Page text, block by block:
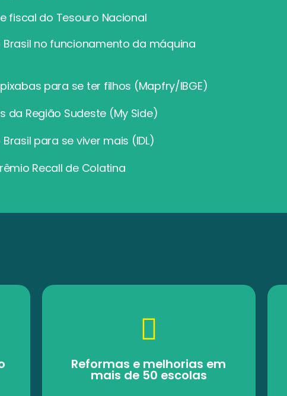
fiscal do Tesouro Nacional
no funcionamento da máquina
para se ter filhos (Mapfry/IBGE)
da Região Sudeste (My Side)
para se viver mais (IDL)
Recall de Colatina
Reformas e melhorias em
mais de 50 escolas